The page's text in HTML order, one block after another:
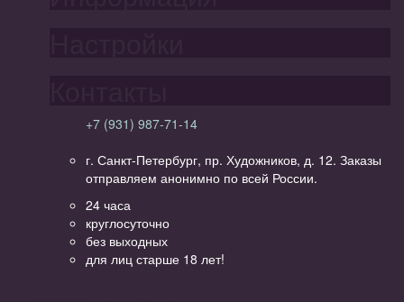
+7 (931) 987-71-14
г. Санкт-Петербург, пр. Художников, д. 12. Заказы
отправляем анонимно по всей России.
24 часа
круглосуточно
без выходных
для лиц старше 18 лет!